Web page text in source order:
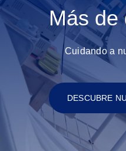
Más de
Cuidando a
DESCUBRE